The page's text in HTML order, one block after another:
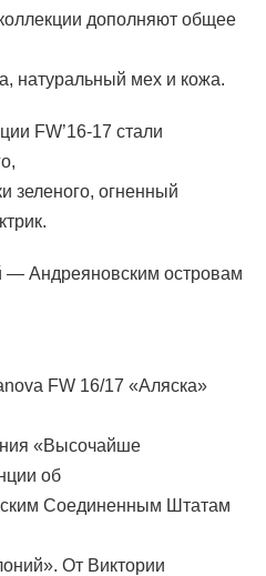
дополняют общее
натуральный мех и кожа.
FW’16-17 стали
зеленого, огненный
— Андреяновским островам
FW 16/17 «Аляска»
«Высочайше
об
Соединенным Штатам
От Виктории